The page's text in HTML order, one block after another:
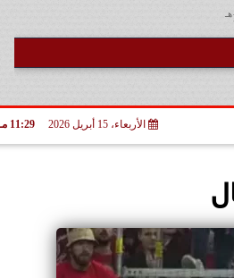
هـ
الأربعاء، 15 أبريل 2026 11:29 مـ